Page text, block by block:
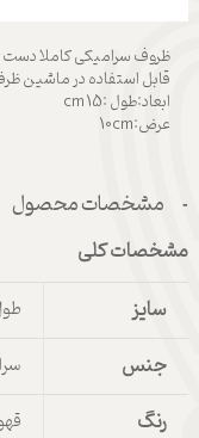
ظروف سرامیکی کاملا دست
قابل استفاده در ماشین
ابعاد:طول :15 cm
عرض:10cm
مشخصات محصول
مشخصات کلی
سایز طول 15 سانتی
جنس
رنگ